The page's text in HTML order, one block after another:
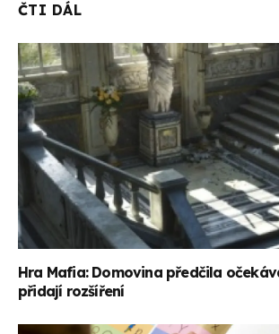
ČTI DÁL
Hra Mafia: Domovina předčila
přidají rozšíření